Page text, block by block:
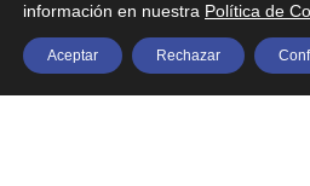
información en nuestra Política de
Aceptar Rechazar